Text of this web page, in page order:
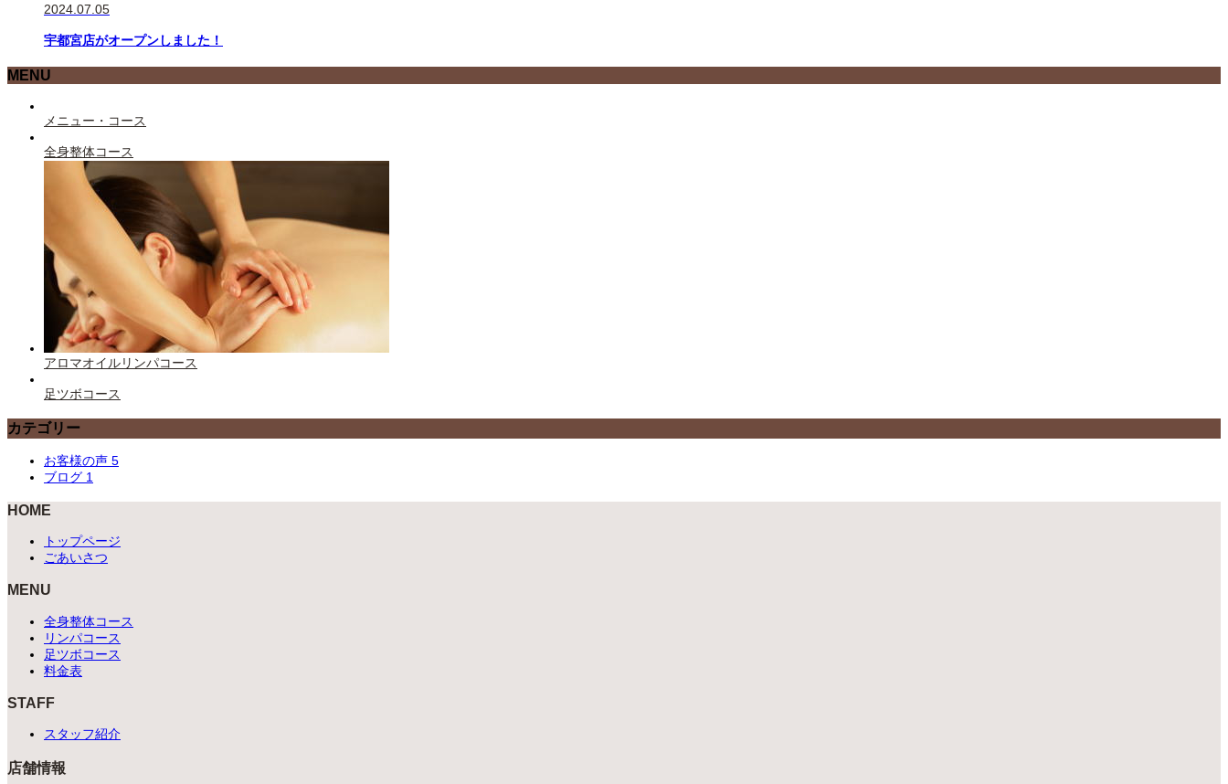
2024.07.05
宇都宮店がオープンしました！
MENU
メニュー・コース
全身整体コース
アロマオイルリンパコース
足ツボコース
カテゴリー
お客様の声 5
ブログ 1
HOME
トップページ
ごあいさつ
MENU
全身整体コース
リンパコース
足ツボコース
料金表
STAFF
スタッフ紹介
店舗情報